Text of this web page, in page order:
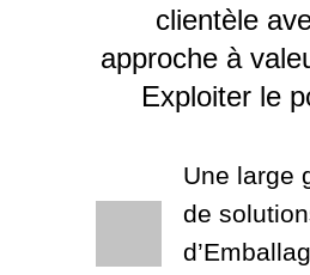
clientèle
approche à
Exploiter le
Une large
de